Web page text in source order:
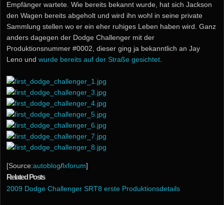
Empfänger wartete. Wie bereits bekannt wurde, hat sich Jackson
den Wagen bereits abgeholt und wird ihn wohl in seine private
Sammlung stellen wo er ein eher ruhiges Leben haben wird. Ganz
anders dagegen der Dodge Challenger mit der
Produktionsnummer #0002, dieser ging ja bekanntlich an Jay
Leno und wurde bereits auf der Straße gesichtet
[Source:autoblog/lxforum]
Related Posts
2009 Dodge Challenger SRT8 erste Produktionsdetails